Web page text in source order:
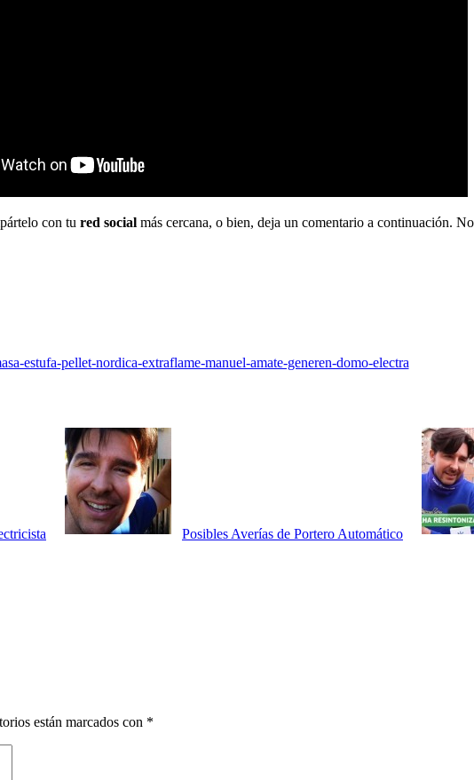
con tured social más cercana, o bien, deja un comentario a continuación.
Posibles Averías de Portero Automático
están marcados con *